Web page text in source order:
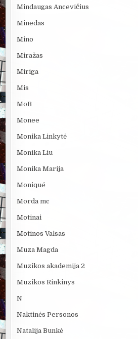
Mindaugas Ancevičius
Minedas
Mino
Miražas
Miriga
Mis
MoB
Monee
Monika Linkytė
Monika Liu
Monika Marija
Moniqué
Morda mc
Motinai
Motinos Valsas
Muza Magda
Muzikos akademija 2
Muzikos Rinkinys
N
Naktinės Personos
Natalija Bunkė